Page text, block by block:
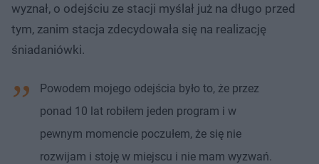
wyznał, o odejściu ze stacji myślał już na długo przed
tym, zanim stacja zdecydowała się na realizację
śniadaniówki.
Powodem mojego odejścia było to, że przez
ponad 10 lat robiłem jeden program i w
pewnym momencie poczułem, że się nie
rozwijam i stoję w miejscu i nie mam wyzwań.